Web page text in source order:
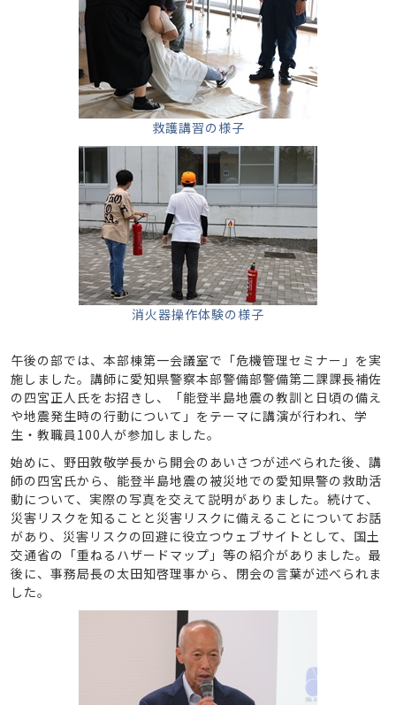
救護講習の様子
消火器操作体験の様子
午後の部では、本部棟第一会議室で「危機管理セミナー」を実
施しました。講師に愛知県警察本部警備部警備第二課課長補佐
の四宮正人氏をお招きし、「能登半島地震の教訓と日頃の備え
や地震発生時の行動について」をテーマに講演が行われ、学
生・教職員100人が参加しました。
始めに、野田敦敬学長から開会のあいさつが述べられた後、講
師の四宮氏から、能登半島地震の被災地での愛知県警の救助活
動について、実際の写真を交えて説明がありました。続けて、
災害リスクを知ることと災害リスクに備えることについてお話
があり、災害リスクの回避に役立つウェブサイトとして、国土
交通省の「重ねるハザードマップ」等の紹介がありました。最
後に、事務局長の太田知啓理事から、閉会の言葉が述べられま
した。